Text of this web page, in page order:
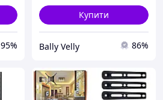
95%
Купити
Bally Velly 86%